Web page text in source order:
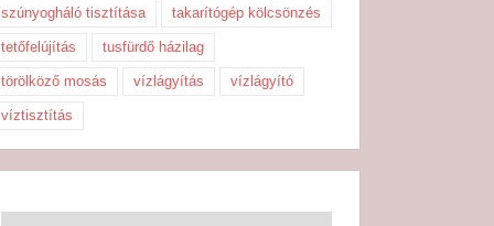
szúnyogháló tisztítása takarítógép kölcsönzés
tetőfelújítás tusfürdő házilag
törölköző mosás vízlágyítás vízlágyító
víztisztítás